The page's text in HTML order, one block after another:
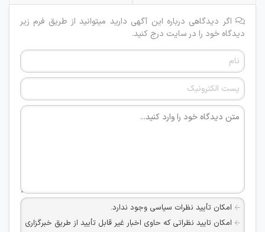
اگر دیدگاهی درباره این آگهی دارید میتوانید از طریق فرم زیر
دیدگاه خود را در سایت درج کنید.
امکان تأیید نظرات سیاسی وجود ندارد.
امکان تایید نظراتی که حاوی اخبار غیر قابل تأیید از طریق خبرگزاری